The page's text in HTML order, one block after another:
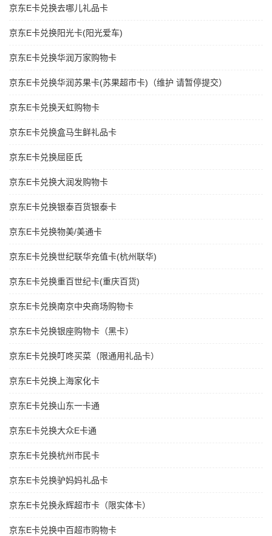
京东E卡兑换去哪儿礼品卡
京东E卡兑换阳光卡(阳光爱车)
京东E卡兑换华润万家购物卡
京东E卡兑换华润苏果卡(苏果超市卡)（维护 请暂停提交）
京东E卡兑换天虹购物卡
京东E卡兑换盒马生鲜礼品卡
京东E卡兑换屈臣氏
京东E卡兑换大润发购物卡
京东E卡兑换银泰百货银泰卡
京东E卡兑换物美/美通卡
京东E卡兑换世纪联华充值卡(杭州联华)
京东E卡兑换重百世纪卡(重庆百货)
京东E卡兑换南京中央商场购物卡
京东E卡兑换银座购物卡（黑卡）
京东E卡兑换叮咚买菜（限通用礼品卡）
京东E卡兑换上海家化卡
京东E卡兑换山东一卡通
京东E卡兑换大众E卡通
京东E卡兑换杭州市民卡
京东E卡兑换驴妈妈礼品卡
京东E卡兑换永辉超市卡（限实体卡）
京东E卡兑换中百超市购物卡